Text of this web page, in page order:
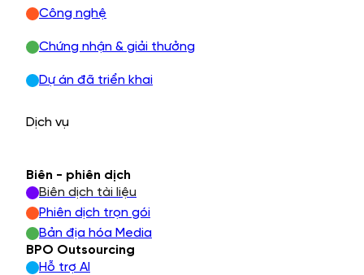
Công nghệ
Chứng nhận & giải thưởng
Dự án đã triển khai
Dịch vụ
Biên - phiên dịch
Biên dịch tài liệu
Phiên dịch trọn gói
Bản địa hóa Media
BPO Outsourcing
Hỗ trợ AI